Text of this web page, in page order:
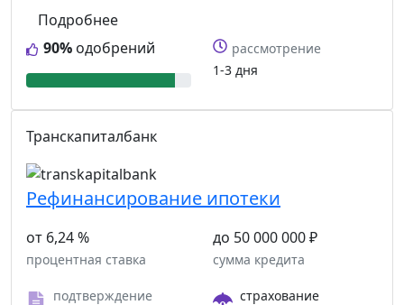
90% одобрений
Подробнее
рассмотрение
1-3 дня
Транскапиталбанк
Рефинансирование ипотеки
от 6,24 %
процентная ставка
до 50 000 000 ₽
сумма кредита
подтверждение
страхование